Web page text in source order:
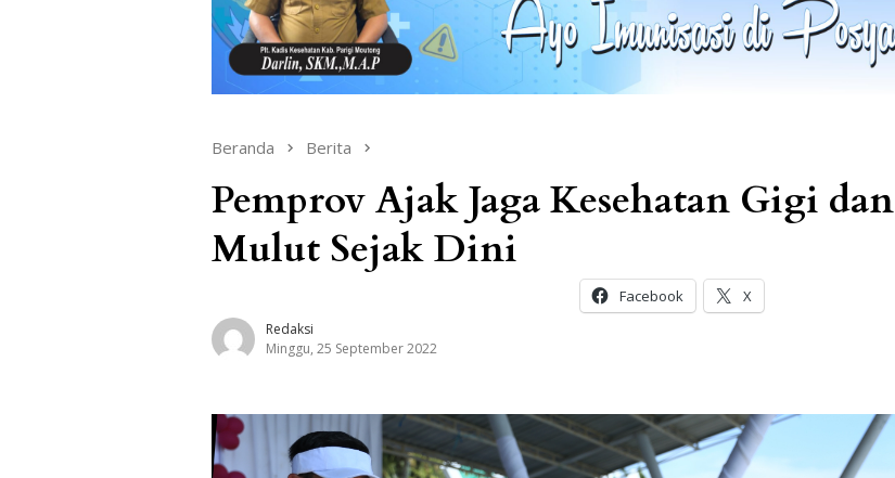
Beranda Berita
Pemprov Ajak Jaga Kesehatan Gigi dan
Mulut Sejak Dini
Redaksi
Minggu, 25 September 2022
Facebook X